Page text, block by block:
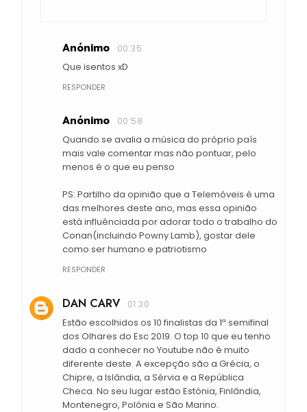
Anónimo 00:35
Que isentos xD
RESPONDER
Anónimo 00:58
Quando se avalia a música do próprio país
mais vale comentar mas não pontuar, pelo
menos é o que eu penso
PS: Partilho da opinião que a Telemóveis é uma
das melhores deste ano, mas essa opinião
está influênciada por adorar todo o trabalho do
Conan(incluindo Powny Lamb), gostar dele
como ser humano e patriotismo
RESPONDER
DAN CARV 01:30
Estão escolhidos os 10 finalistas da 1ª semifinal
dos Olhares do Esc 2019. O top 10 que eu tenho
dado a conhecer no Youtube não é muito
diferente deste. A excepção são a Grécia, o
Chipre, a Islândia, a Sérvia e a República
Checa. No seu lugar estão Estónia, Finlândia,
Montenegro, Polónia e São Marino.